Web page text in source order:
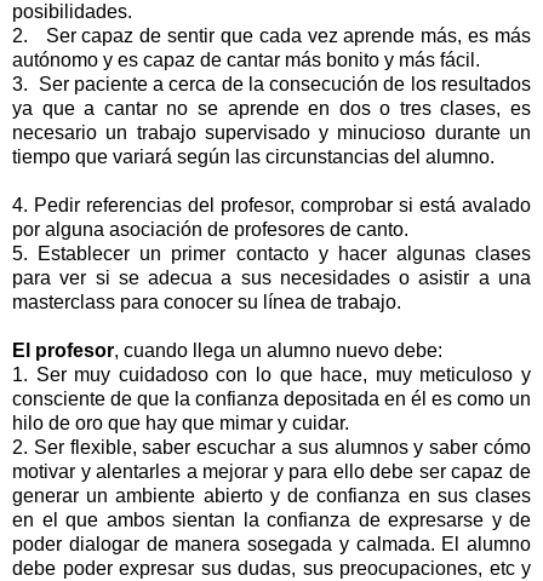
posibilidades.
2. Ser capaz de sentir que cada vez aprende más, es más
autónomo y es capaz de cantar más bonito y más fácil.
3. Ser paciente a cerca de la consecución de los resultados
ya que a cantar no se aprende en dos o tres clases, es
necesario un trabajo supervisado y minucioso durante un
tiempo que variará según las circunstancias del alumno.
4. Pedir referencias del profesor, comprobar si está avalado
por alguna asociación de profesores de canto.
5. Establecer un primer contacto y hacer algunas clases
para ver si se adecua a sus necesidades o asistir a una
masterclass para conocer su línea de trabajo.
El profesor, cuando llega un alumno nuevo debe:
1. Ser muy cuidadoso con lo que hace, muy meticuloso y
consciente de que la confianza depositada en él es como un
hilo de oro que hay que mimar y cuidar.
2. Ser flexible, saber escuchar a sus alumnos y saber cómo
motivar y alentarles a mejorar y para ello debe ser capaz de
generar un ambiente abierto y de confianza en sus clases
en el que ambos sientan la confianza de expresarse y de
poder dialogar de manera sosegada y calmada. El alumno
debe poder expresar sus dudas, sus preocupaciones, etc y